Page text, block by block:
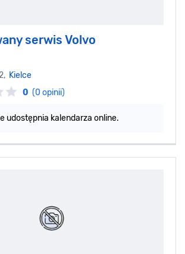
serwis Volvo
Kielce
0 (0 opinii)
udostępnia kalendarza online.